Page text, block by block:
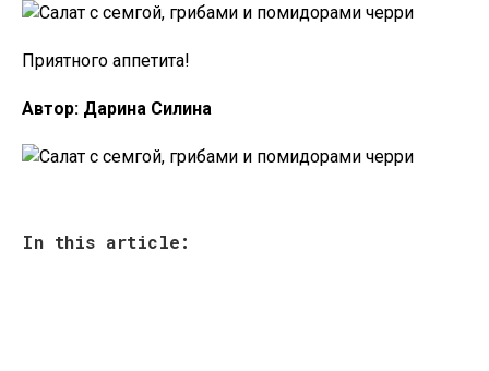
Приятного аппетита!
Автор: Дарина Силина
In this article: